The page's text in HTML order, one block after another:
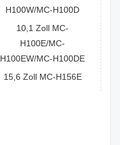
H100W/MC-H100D
10,1 Zoll MC-
H100E/MC-
H100EW/MC-H100DE
15,6 Zoll MC-H156E